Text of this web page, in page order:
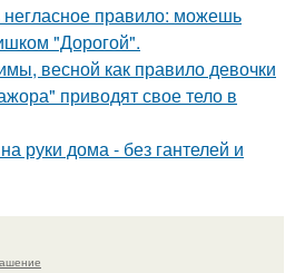
негласное правило: можешь
"Дорогой".
весной как правило девочки
приводят свое тело в
руки дома - без гантелей и